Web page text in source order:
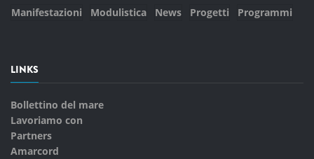
Manifestazioni
Modulistica News Progetti Programmi
LINKS
Bollettino del mare
Lavoriamo con
Partners
Amarcord